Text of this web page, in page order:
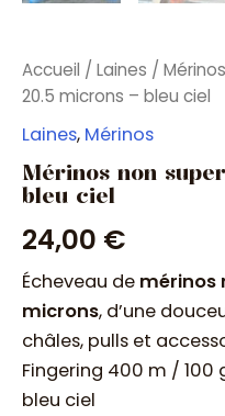
Accueil / Laines / Mérinos
20.5 microns – bleu ciel
Laines, Mérinos
Mérinos non
bleu ciel
24,00 €
Écheveau de mérinos
microns, d’une
châles, pulls et
Fingering 400 m /
bleu ciel